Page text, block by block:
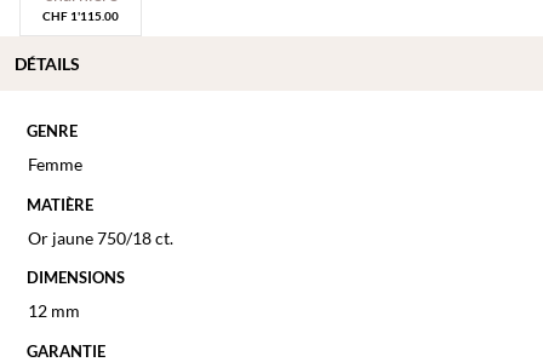
CHF 1'115.00
GENRE
Femme
MATIÈRE
Or jaune 750/18 ct.
DIMENSIONS
12 mm
GARANTIE
DÉTAILS